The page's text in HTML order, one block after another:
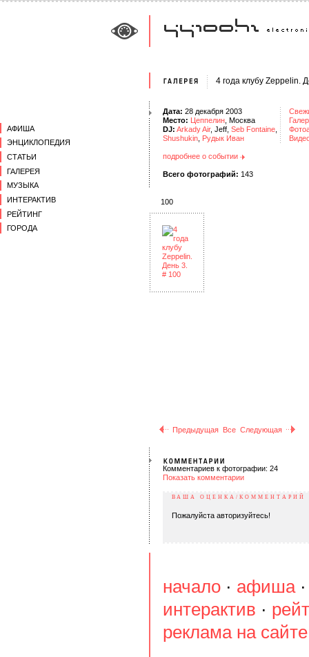
АФИША
ЭНЦИКЛОПЕДИЯ
СТАТЬИ
ГАЛЕРЕЯ
МУЗЫКА
ИНТЕРАКТИВ
РЕЙТИНГ
ГОРОДА
4 года клубу Zeppelin.
Дата: 28 декабря 2003
Место: Цеппелин , Москва
DJ: Arkady Air, Jeff, Seb Fontaine
Shushukin Рудык Иван
подробнее о событии
Всего фотографий: 143
100
Предыдущая Все Следующая
Комментариев к фотографии: 24
Показать комментарии
ВАША ОЦЕНКА/КОММЕНТАРИЙ
Пожалуйста авторизуйтесь!
начало · афиша
интерактив ·
реклама на сайте